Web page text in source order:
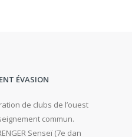
ÉVASION
de clubs de l’ouest
commun.
Senseï (7e dan